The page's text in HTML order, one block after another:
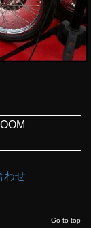
わせ
Go to top